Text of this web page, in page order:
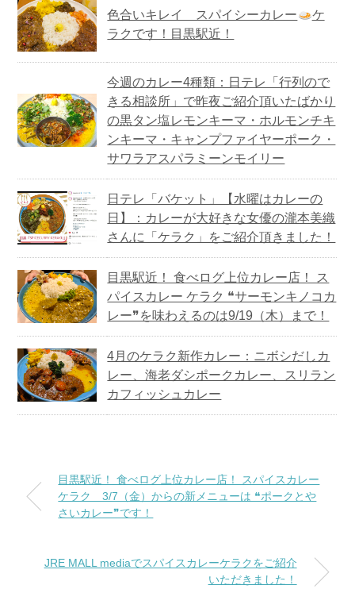
色合いキレイ スパイシーカレー
ケ
ラクです！目黒駅近！
今週のカレー4種類：日テレ「行列ので
きる相談所」で昨夜ご紹介頂いたばかり
の黒タン塩レモンキーマ・ホルモンチキ
ンキーマ・キャンプファイヤーポーク・
サワラアスパラミーンモイリー
日テレ「バケット」【水曜はカレーの
日】：カレーが大好きな女優の瀧本美織
さんに「ケラク」をご紹介頂きました！
目黒駅近！ 食べログ上位カレー店！ ス
パイスカレー ケラク ❝サーモンキノコカ
レー❞を味わえるのは9/19（木）まで！
4月のケラク新作カレー：ニボシだしカ
レー、海老ダシポークカレー、スリラン
カフィッシュカレー
目黒駅近！ 食べログ上位カレー店！ スパイスカレー
ケラク 3/7（金）からの新メニューは ❝ポークとや
さいカレー❞です！
JRE MALL mediaでスパイスカレーケラクをご紹介
いただきました！